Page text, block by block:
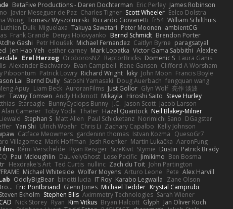
BetaFive Productions - Daren Dochterman Eric Perley James Robinson
Javier Meseguer de Paz Charles Tigner Scott Wheeler Eelco Dolstra
Wong Tomasz Wyszolmirski Riccardo Giovanetti fr54 William Schilthuis
Luthien Dulk Miguelaxa Takuya Sawatari Peter Moonen ambientCG
Frank Grande Denys Holovyanko Bernd Schmidt Brendon Porter
Gashi Petr Hloušek Michael Fernandez Caitlyn Byrne paragsatyal
Jen Hao Yeh esther carney Mark Lopatka Victor Gama Sabbithi Alexlee
Erel Herzog OroborosNZ RaptorBricks Domenic S Laura Ganis
Alexander Bachvarov Evan Campbell Rene Gansen Clifford A Worsham
Piboontum Patrick Lowry Richard Wright kiky John Moon Francis Boyle
Lai Bernd Dully Satoshi Yamasaki Doug Auerbach fengquan wang
Apuy Liam Beck AuroranFilms Just Gollor Glyn Wolf 亮作 淡波
Tawny Tomsen Andy Hickmott Mikayla Hiroshi Saito Steve Hurley
Stareagle BunnyCyclops Bunny J.C. Jason Scott Jacob Larson
Alan Camerer Toby Yoda Thater Hazel Quantock Neil Blakey-Milner
Stephan S Matt Allen Paul Schicketanz Norimichi Sano DGagster
Yan Shi Ulrich Woehr Chris Li Zachary Capalbo Kelly Johnson
Catface Meowmers gardeninn thomas Istvan Kozma QuesoGr7
Villagomez Mark Hoffman Josh Roenker Martin Lukačka AaronFung
Rémi Verschelde Ryan Reisiger SizeKivit Stymie Dustin Patrick Brady
Paul Mcloughlin DaLivelyGhost Lose Pacific Jimikimo Ben Bosma
Hexdrake's Art Ted Curtis nullinc Zach du Toit John Partington
Michael Whiteside Wolfer Moyens Arturo Leone Pete Alex Harvill
OddlyBigBear binotti lucia IT Roy Karabo Legwaila Zane Olson
Eric Pontbriand Glenn Jones Michael Tedder Krystal Camprubi
Steven Ekholm Stephen Ellis Aximmetry Technologies Sarah Wiener
Nick Storey Ryan Kim Vitkus Bryan Halcott Glyph Jan Oliver Koch